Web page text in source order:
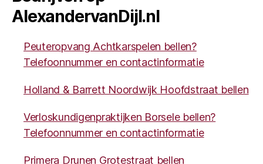
AlexandervanDijl.nl
Peuteropvang Achtkarspelen bellen?
Telefoonnummer en contactinformatie
Holland & Barrett Noordwijk Hoofdstraat bellen
Verloskundigenpraktijken Borsele bellen?
Telefoonnummer en contactinformatie
Primera Drunen Grotestraat bellen